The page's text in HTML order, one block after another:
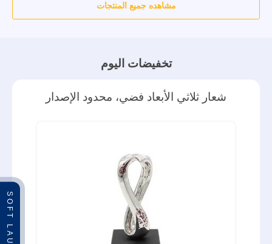
مشاهده جميع المنتجات
تخفيضات اليوم
شعار ثلاثي الأبعاد فضي، محدود الإصدار